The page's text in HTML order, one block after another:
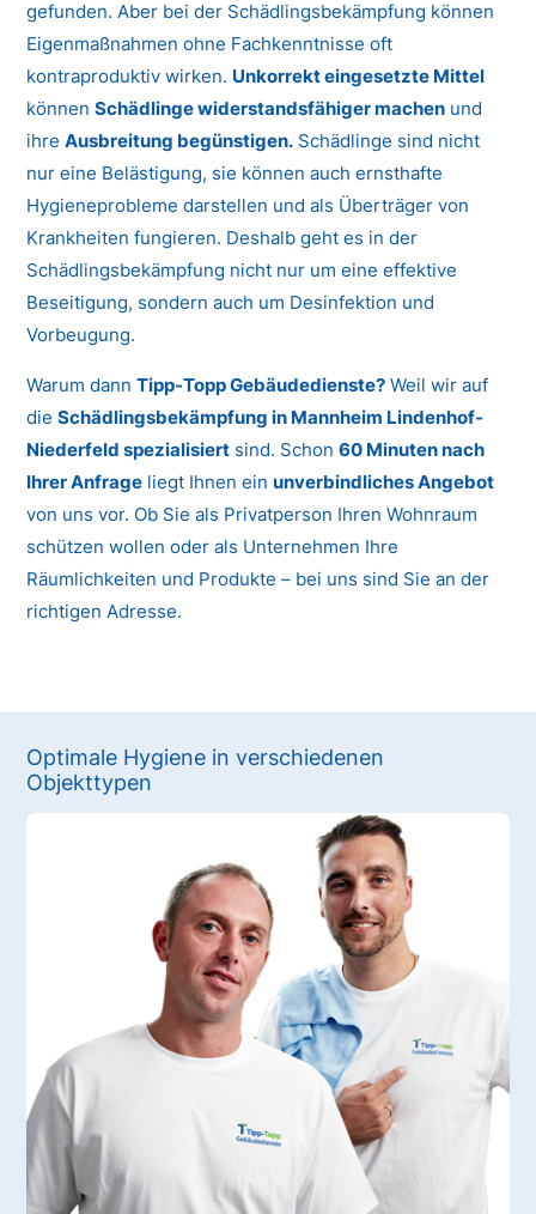
gefunden. Aber bei der Schädlingsbekämpfung können
Eigenmaßnahmen ohne Fachkenntnisse oft
kontraproduktiv wirken. Unkorrekt eingesetzte Mittel
könnenSchädlinge widerstandsfähiger machen und
ihreAusbreitung begünstigen. Schädlinge sind nicht
nur eine Belästigung, sie können auch ernsthafte
Hygieneprobleme darstellen und als Überträger von
Krankheiten fungieren. Deshalb geht es in der
Schädlingsbekämpfung nicht nur um eine effektive
Beseitigung, sondern auch um Desinfektion und
Vorbeugung.
Warum dannTipp-Topp Gebäudedienste? Weil wir auf
dieSchädlingsbekämpfung in Mannheim Lindenhof-
Niederfeld spezialisiert sind. Schon60 Minuten nach
Ihrer Anfrage liegt Ihnen ein unverbindliches Angebot
von uns vor. Ob Sie als Privatperson Ihren Wohnraum
schützen wollen oder als Unternehmen Ihre
Räumlichkeiten und Produkte – bei uns sind Sie an der
richtigen Adresse.
Optimale Hygiene in verschiedenen
Objekttypen